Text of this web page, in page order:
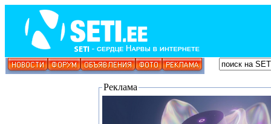
Реклама